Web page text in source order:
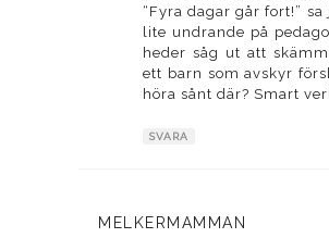
“Fyra dagar går fort!”
lite undrande på
heder såg ut att
ett barn som avskyr
höra sånt där? Smart
SVARA
MELKERMAMMAN